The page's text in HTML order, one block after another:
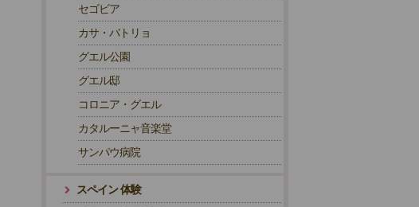
セゴビア
カサ・バトリョ
グエル公園
グエル邸
コロニア・グエル
カタルーニャ音楽堂
サンパウ病院
スペイン 体験